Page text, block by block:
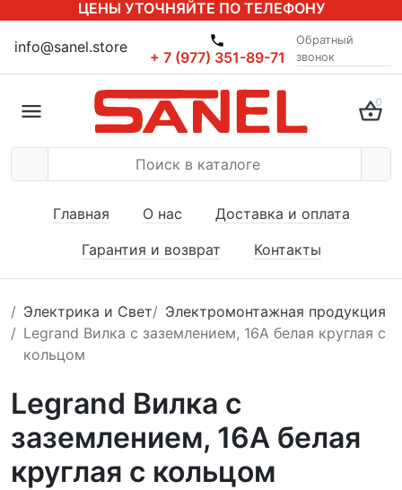
ЦЕНЫ УТОЧНЯЙТЕ ПО ТЕЛЕФОНУ
info@sanel.store
+ 7 (977) 351-89-71
Обратный
звонок
0
Главная О нас
Доставка и оплата
Гарантия и возврат
Контакты
Электрика и Свет
Электромонтажная продукция
Legrand Вилка с заземлением, 16А белая круглая с
кольцом
Legrand Вилка с
заземлением, 16А белая
круглая с кольцом